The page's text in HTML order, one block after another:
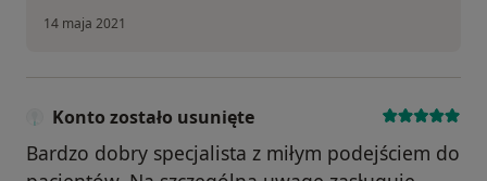
14 maja 2021
Konto zostało usunięte
Bardzo dobry specjalista z miłym podejściem do